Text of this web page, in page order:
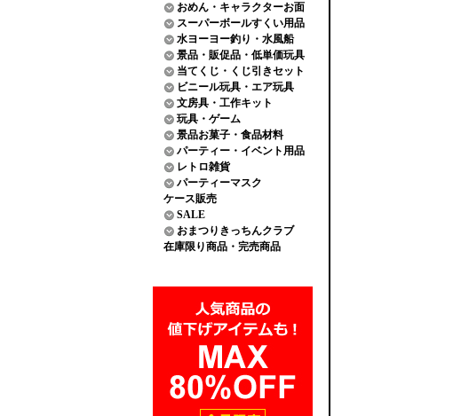
おめん・キャラクターお面
スーパーボールすくい用品
水ヨーヨー釣り・水風船
景品・販促品・低単価玩具
当てくじ・くじ引きセット
ビニール玩具・エア玩具
文房具・工作キット
玩具・ゲーム
景品お菓子・食品材料
パーティー・イベント用品
レトロ雑貨
パーティーマスク
ケース販売
SALE
おまつりきっちんクラブ
在庫限り商品・完売商品